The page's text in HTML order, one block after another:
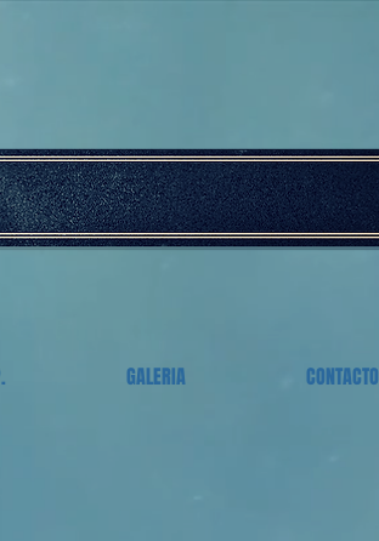
GALERIA CONTACTO